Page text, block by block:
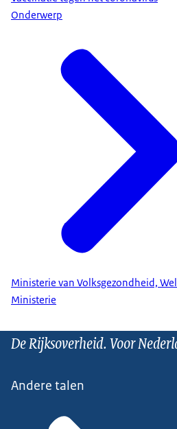
Onderwerp
Ministerie van Volksgezondheid,
Ministerie
De Rijksoverheid. Voor
Andere talen